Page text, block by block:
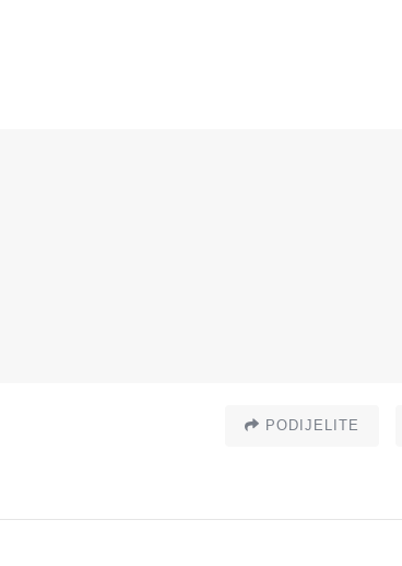
PODIJELITE